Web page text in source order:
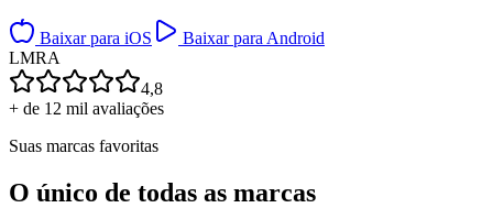
Baixar para iOS
Baixar para Android
LMRA
4,8
+ de 12 mil avaliações
Suas marcas favoritas
O único de todas as marcas